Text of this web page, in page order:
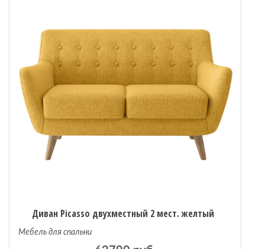
Диван Picasso двухместный 2 мест. желтый
Мебель для спальни